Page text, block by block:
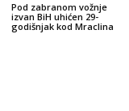
Pod zabranom vožnje
izvan BiH uhićen 29-
godišnjak kod Mraclina